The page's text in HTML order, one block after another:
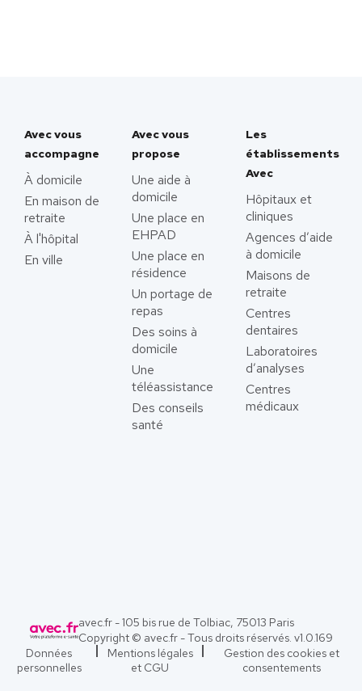
Avec vous
accompagne
À domicile
En maison de
retraite
À l'hôpital
En ville
Avec vous
propose
Une aide à
domicile
Une place en
EHPAD
Une place en
résidence
Un portage de
repas
Des soins à
domicile
Une
téléassistance
Des conseils
santé
Les
établissements
Avec
Hôpitaux et
cliniques
Agences d’aide
à domicile
Maisons de
retraite
Centres
dentaires
Laboratoires
d’analyses
Centres
médicaux
avec.fr - 105 bis rue de Tolbiac, 75013 Paris
Copyright © avec.fr - Tous droits réservés. v1.0.169
Données
personnelles
Mentions légales
et CGU
Gestion des cookies et
consentements